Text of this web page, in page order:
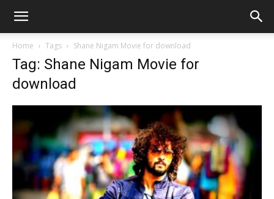
Home Tags Shane Nigam Movie for download
Tag: Shane Nigam Movie for
download